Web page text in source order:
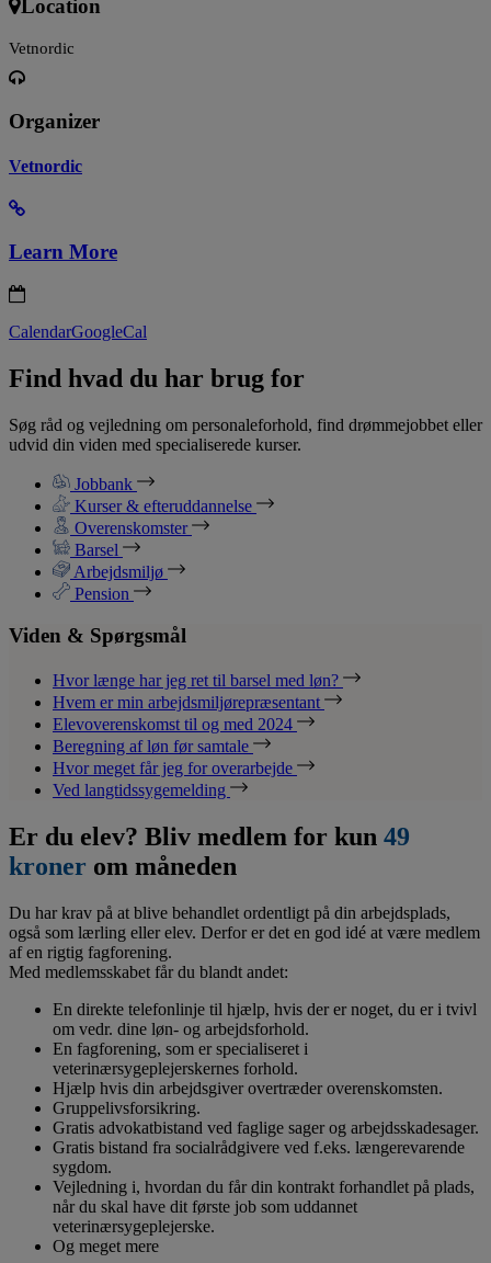
Location
Vetnordic
Organizer
Vetnordic
Learn More
CalendarGoogleCal
Find hvad du har brug for
Søg råd og vejledning om personaleforhold, find drømmejobbet eller
udvid din viden med specialiserede kurser.
Jobbank
Kurser & efteruddannelse
Overenskomster
Barsel
Arbejdsmiljø
Pension
Viden & Spørgsmål
Hvor længe har jeg ret til barsel med løn?
Hvem er min arbejdsmiljørepræsentant
Elevoverenskomst til og med 2024
Beregning af løn før samtale
Hvor meget får jeg for overarbejde
Ved langtidssygemelding
Er du elev? Bliv medlem for kun 49
kroner om måneden
Du har krav på at blive behandlet ordentligt på din arbejdsplads,
også som lærling eller elev. Derfor er det en god idé at være medlem
af en rigtig fagforening.
Med medlemsskabet får du blandt andet:
En direkte telefonlinje til hjælp, hvis der er noget, du er i tvivl
om vedr. dine løn- og arbejdsforhold.
En fagforening, som er specialiseret i
veterinærsygeplejerskernes forhold.
Hjælp hvis din arbejdsgiver overtræder overenskomsten.
Gruppelivsforsikring.
Gratis advokatbistand ved faglige sager og arbejdsskadesager.
Gratis bistand fra socialrådgivere ved f.eks. længerevarende
sygdom.
Vejledning i, hvordan du får din kontrakt forhandlet på plads,
når du skal have dit første job som uddannet
veterinærsygeplejerske.
Og meget mere